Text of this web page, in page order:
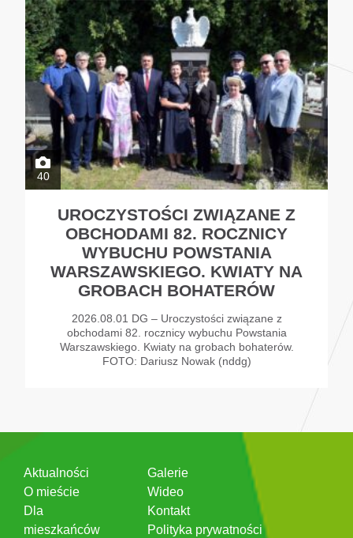
40
UROCZYSTOŚCI ZWIĄZANE Z
OBCHODAMI 82. ROCZNICY
WYBUCHU POWSTANIA
WARSZAWSKIEGO. KWIATY NA
GROBACH BOHATERÓW
2026.08.01 DG – Uroczystości związane z
obchodami 82. rocznicy wybuchu Powstania
Warszawskiego. Kwiaty na grobach bohaterów.
FOTO: Dariusz Nowak (nddg)
Aktualności
O mieście
Dla
mieszkańców
Galerie
Wideo
Kontakt
Polityka prywatności